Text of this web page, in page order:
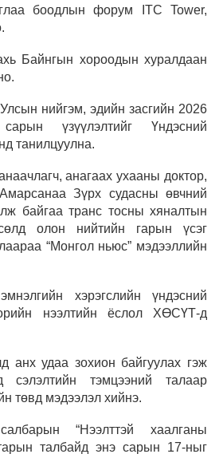
боодлын форум ITC Tower,
Байнгын хороодын хуралдаан
нийгэм, эдийн засгийн 2026
үзүүлэлтийг Үндэсний
танилцуулна.
анагаах ухааны доктор,
Зүрх судасны өвчний
байгаа транс тосны хяналтын
олон нийтийн гарын үсэг
“Монгол ньюс” мэдээллийн
хэрэгслийн үндэсний
нээлтийн ёслол ХӨСҮТ-д
анх удаа зохион байгуулах гэж
сэлэлтийн тэмцээний талаар
төвд мэдээлэл хийнэ.
“Нээлттэй хаалганы
талбайд энэ сарын 17-ныг